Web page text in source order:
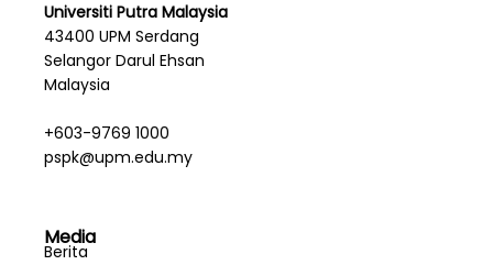
Universiti Putra Malaysia
43400 UPM Serdang
Selangor Darul Ehsan
Malaysia
+603-9769 1000
pspk@upm.edu.my
Media
Berita